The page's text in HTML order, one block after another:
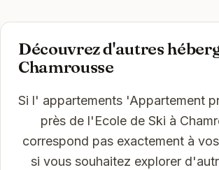
Découvrez d'autres
Chamrousse
Si l' appartements 'Appartement
près de l'Ecole de Ski à
correspond pas exactement à
si vous souhaitez explorer